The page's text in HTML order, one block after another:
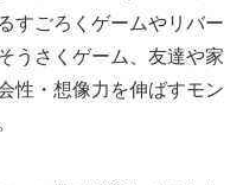
すごろくゲームやリバー
うさくゲーム、友達や家
性・想像力を伸ばすモン